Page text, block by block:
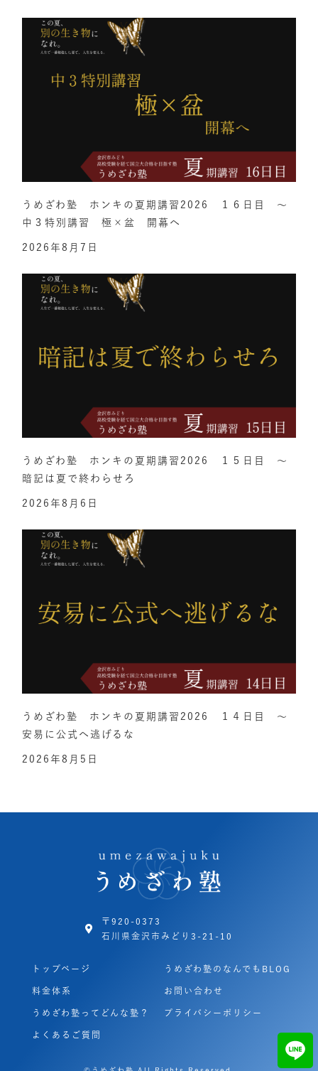
うめざわ塾 ホンキの夏期講習2026 １６日目 ～
中３特別講習 極×盆 開幕へ
2026年8月7日
うめざわ塾 ホンキの夏期講習2026 １５日目 ～
暗記は夏で終わらせろ
2026年8月6日
うめざわ塾 ホンキの夏期講習2026 １４日目 ～
安易に公式へ逃げるな
2026年8月5日
〒920-0373
石川県金沢市みどり3-21-10
トップページ
料金体系
うめざわ塾ってどんな塾？
よくあるご質問
うめざわ塾のなんでもBLOG
お問い合わせ
プライバシーポリシー